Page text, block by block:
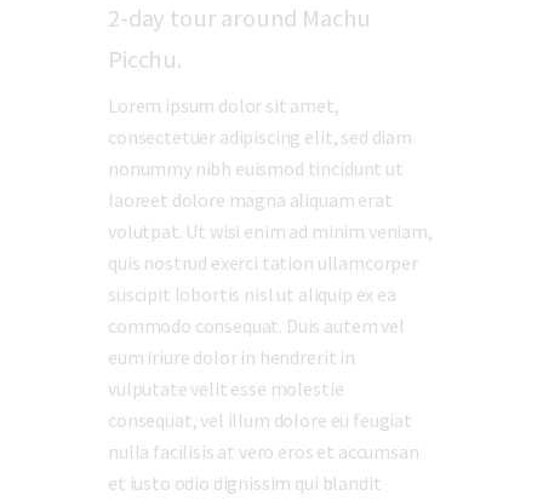
2-day tour around Machu
Picchu.
Lorem ipsum dolor sit amet,
consectetuer adipiscing elit, sed diam
nonummy nibh euismod tincidunt ut
laoreet dolore magna aliquam erat
volutpat. Ut wisi enim ad minim veniam,
quis nostrud exerci tation ullamcorper
suscipit lobortis nisl ut aliquip ex ea
commodo consequat. Duis autem vel
eum iriure dolor in hendrerit in
vulputate velit esse molestie
consequat, vel illum dolore eu feugiat
nulla facilisis at vero eros et accumsan
et iusto odio dignissim qui blandit